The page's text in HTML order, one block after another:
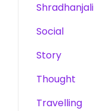
Shradhanjali
Social
Story
Thought
Travelling